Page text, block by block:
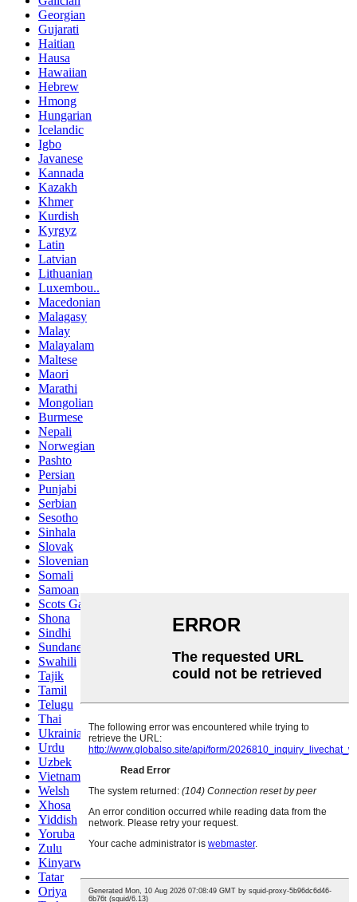
Georgian
Gujarati
Haitian
Hausa
Hawaiian
Hebrew
Hmong
Hungarian
Icelandic
Igbo
Javanese
Kannada
Kazakh
Khmer
Kurdish
Kyrgyz
Latin
Latvian
Lithuanian
Luxembou..
Macedonian
Malagasy
Malay
Malayalam
Maltese
Maori
Marathi
Mongolian
Burmese
Nepali
Norwegian
Pashto
Persian
Punjabi
Serbian
Sesotho
Sinhala
Slovak
Slovenian
Somali
Samoan
Scots Gaelic
Shona
Sindhi
Sundanese
Swahili
Tajik
Tamil
Telugu
Thai
Ukrainian
Urdu
Uzbek
Vietnamese
Welsh
Xhosa
Yiddish
Yoruba
Zulu
Kinyarwanda
Tatar
Oriya